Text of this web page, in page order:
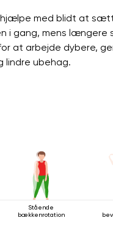
hjælpe med blidt at
i gang, mens længere
at arbejde dybere,
lindre ubehag.
Stående
bækkenrotation